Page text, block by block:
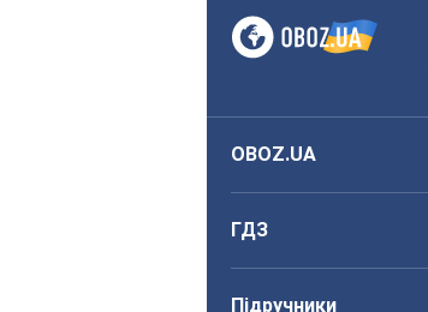
OBOZ.UA
ГДЗ
Підручники